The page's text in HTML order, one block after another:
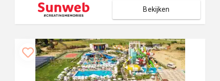
Bekijken